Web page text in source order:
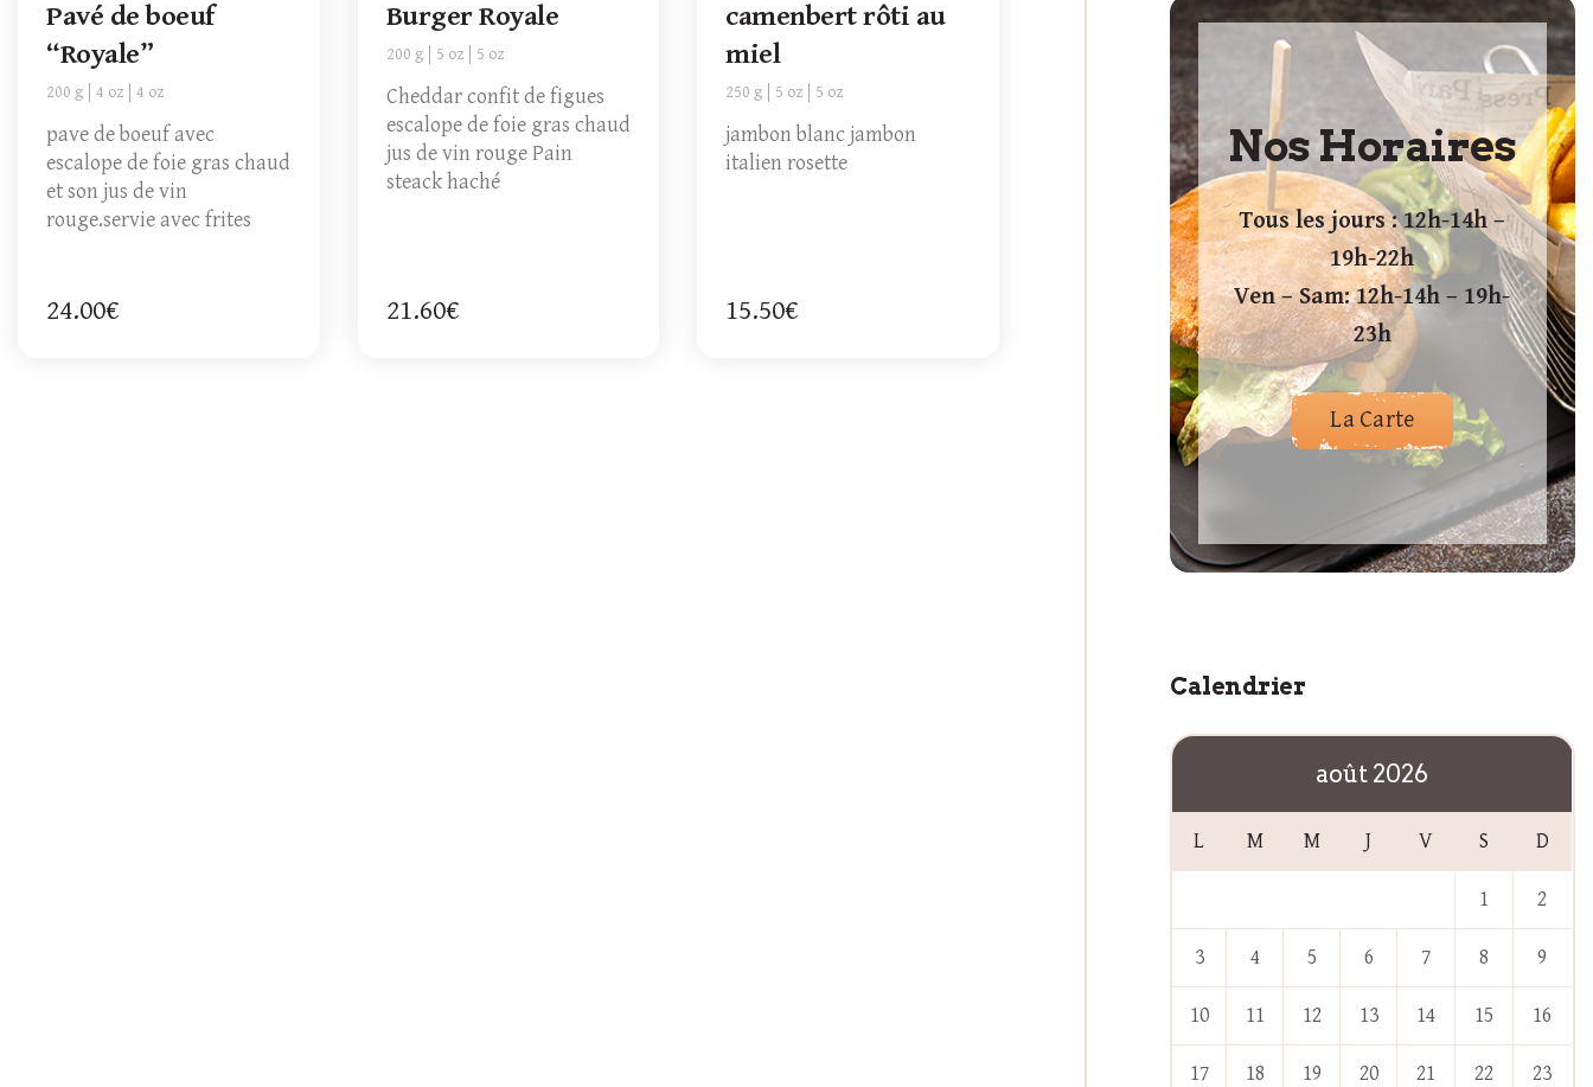
Pavé de boeuf
“Royale”
200 g 4 oz 4 oz
pave de boeuf avec
escalope de foie gras chaud
et son jus de vin
rouge.servie avec frites
24.00€
Burger Royale
200 g 5 oz 5 oz
Cheddar confit de figues
escalope de foie gras chaud
jus de vin rouge Pain
steack haché
21.60€
camenbert rôti au
miel
250 g 5 oz 5 oz
jambon blanc jambon
italien rosette
15.50€
Nos Horaires
Tous les jours : 12h-14h –
19h-22h
Ven – Sam: 12h-14h – 19h-
23h
La Carte
Calendrier
août 2026
L M M J V S D
1 2
3 4 5 6 7 8 9
10 11 12 13 14 15 16
17 18 19 20 21 22 23